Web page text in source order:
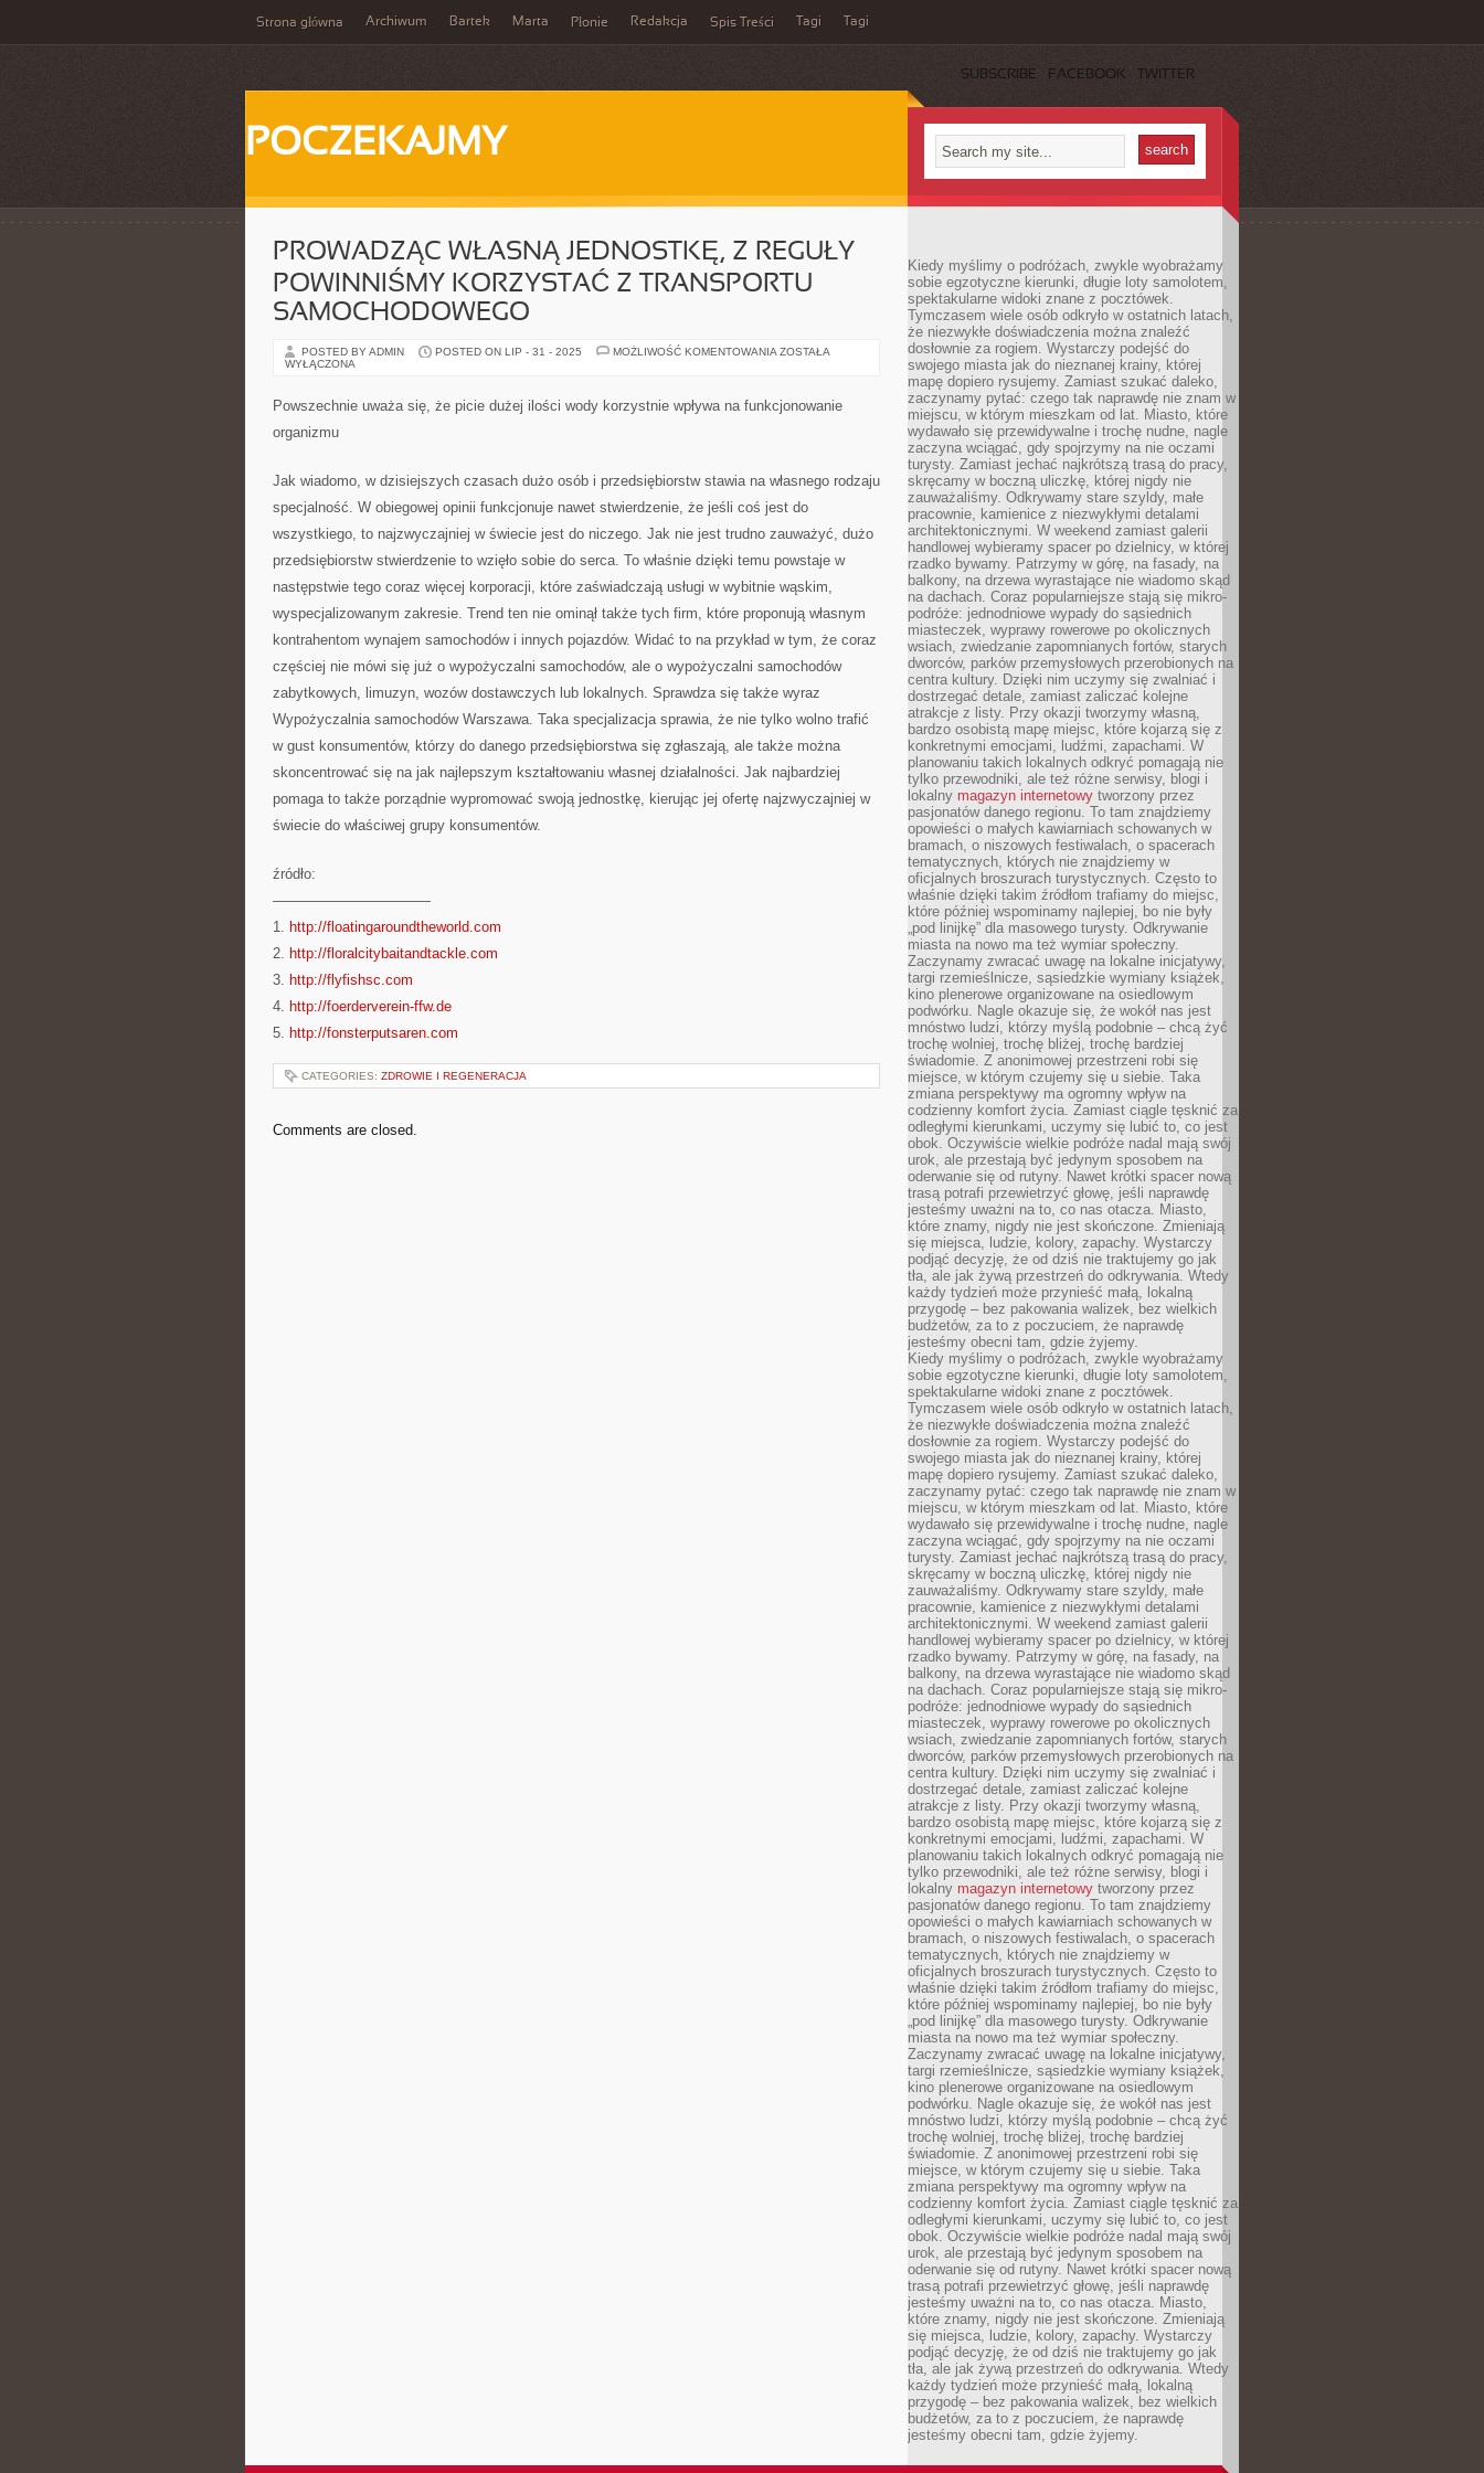
Strona główna Archiwum Bartek Marta Płonie Redakcja Spis Treści Tagi Tagi
SUBSCRIBE FACEBOOK TWITTER
POCZEKAJMY
PROWADZĄC WŁASNĄ JEDNOSTKĘ, Z REGUŁY
POWINNIŚMY KORZYSTAĆ Z TRANSPORTU
SAMOCHODOWEGO
POSTED BY ADMIN POSTED ON LIP - 31 - 2025 MOŻLIWOŚĆ KOMENTOWANIA PROWADZĄC
REGUŁY
POWINNIŚMY
ZOSTAŁA
WYŁĄCZONA
Powszechnie uważa się, że picie dużej ilości wody korzystnie wpływa na funkcjonowanie
organizmu
Jak wiadomo, w dzisiejszych czasach dużo osób i przedsiębiorstw stawia na własnego rodzaju
specjalność. W obiegowej opinii funkcjonuje nawet stwierdzenie, że jeśli coś jest do
wszystkiego, to najzwyczajniej w świecie jest do niczego. Jak nie jest trudno zauważyć, dużo
przedsiębiorstw stwierdzenie to wzięło sobie do serca. To właśnie dzięki temu powstaje w
następstwie tego coraz więcej korporacji, które zaświadczają usługi w wybitnie wąskim,
wyspecjalizowanym zakresie. Trend ten nie ominął także tych firm, które proponują własnym
kontrahentom wynajem samochodów i innych pojazdów. Widać to na przykład w tym, że coraz
częściej nie mówi się już o wypożyczalni samochodów, ale o wypożyczalni samochodów
zabytkowych, limuzyn, wozów dostawczych lub lokalnych. Sprawdza się także wyraz
Wypożyczalnia samochodów Warszawa. Taka specjalizacja sprawia, że nie tylko wolno trafić
w gust konsumentów, którzy do danego przedsiębiorstwa się zgłaszają, ale także można
skoncentrować się na jak najlepszym kształtowaniu własnej działalności. Jak najbardziej
pomaga to także porządnie wypromować swoją jednostkę, kierując jej ofertę najzwyczajniej w
świecie do właściwej grupy konsumentów.
źródło:
———————————
1. http://floatingaroundtheworld.com
2. http://floralcitybaitandtackle.com
3. http://flyfishsc.com
4. http://foerderverein-ffw.de
5. http://fonsterputsaren.com
CATEGORIES: ZDROWIE I REGENERACJA
Comments are closed.
Kiedy myślimy o podróżach, zwykle wyobrażamy
sobie egzotyczne kierunki, długie loty samolotem,
spektakularne widoki znane z pocztówek.
Tymczasem wiele osób odkryło w ostatnich latach,
że niezwykłe doświadczenia można znaleźć
dosłownie za rogiem. Wystarczy podejść do
swojego miasta jak do nieznanej krainy, której
mapę dopiero rysujemy. Zamiast szukać daleko,
zaczynamy pytać: czego tak naprawdę nie znam w
miejscu, w którym mieszkam od lat. Miasto, które
wydawało się przewidywalne i trochę nudne, nagle
zaczyna wciągać, gdy spojrzymy na nie oczami
turysty. Zamiast jechać najkrótszą trasą do pracy,
skręcamy w boczną uliczkę, której nigdy nie
zauważaliśmy. Odkrywamy stare szyldy, małe
pracownie, kamienice z niezwykłymi detalami
architektonicznymi. W weekend zamiast galerii
handlowej wybieramy spacer po dzielnicy, w której
rzadko bywamy. Patrzymy w górę, na fasady, na
balkony, na drzewa wyrastające nie wiadomo skąd
na dachach. Coraz popularniejsze stają się mikro-
podróże: jednodniowe wypady do sąsiednich
miasteczek, wyprawy rowerowe po okolicznych
wsiach, zwiedzanie zapomnianych fortów, starych
dworców, parków przemysłowych przerobionych na
centra kultury. Dzięki nim uczymy się zwalniać i
dostrzegać detale, zamiast zaliczać kolejne
atrakcje z listy. Przy okazji tworzymy własną,
bardzo osobistą mapę miejsc, które kojarzą się z
konkretnymi emocjami, ludźmi, zapachami. W
planowaniu takich lokalnych odkryć pomagają nie
tylko przewodniki, ale też różne serwisy, blogi i
lokalny magazyn internetowy tworzony przez
pasjonatów danego regionu. To tam znajdziemy
opowieści o małych kawiarniach schowanych w
bramach, o niszowych festiwalach, o spacerach
tematycznych, których nie znajdziemy w
oficjalnych broszurach turystycznych. Często to
właśnie dzięki takim źródłom trafiamy do miejsc,
które później wspominamy najlepiej, bo nie były
„pod linijkę” dla masowego turysty. Odkrywanie
miasta na nowo ma też wymiar społeczny.
Zaczynamy zwracać uwagę na lokalne inicjatywy,
targi rzemieślnicze, sąsiedzkie wymiany książek,
kino plenerowe organizowane na osiedlowym
podwórku. Nagle okazuje się, że wokół nas jest
mnóstwo ludzi, którzy myślą podobnie – chcą żyć
trochę wolniej, trochę bliżej, trochę bardziej
świadomie. Z anonimowej przestrzeni robi się
miejsce, w którym czujemy się u siebie. Taka
zmiana perspektywy ma ogromny wpływ na
codzienny komfort życia. Zamiast ciągle tęsknić za
odległymi kierunkami, uczymy się lubić to, co jest
obok. Oczywiście wielkie podróże nadal mają swój
urok, ale przestają być jedynym sposobem na
oderwanie się od rutyny. Nawet krótki spacer nową
trasą potrafi przewietrzyć głowę, jeśli naprawdę
jesteśmy uważni na to, co nas otacza. Miasto,
które znamy, nigdy nie jest skończone. Zmieniają
się miejsca, ludzie, kolory, zapachy. Wystarczy
podjąć decyzję, że od dziś nie traktujemy go jak
tła, ale jak żywą przestrzeń do odkrywania. Wtedy
każdy tydzień może przynieść małą, lokalną
przygodę – bez pakowania walizek, bez wielkich
budżetów, za to z poczuciem, że naprawdę
jesteśmy obecni tam, gdzie żyjemy.
Kiedy myślimy o podróżach, zwykle wyobrażamy
sobie egzotyczne kierunki, długie loty samolotem,
spektakularne widoki znane z pocztówek.
Tymczasem wiele osób odkryło w ostatnich latach,
że niezwykłe doświadczenia można znaleźć
dosłownie za rogiem. Wystarczy podejść do
swojego miasta jak do nieznanej krainy, której
mapę dopiero rysujemy. Zamiast szukać daleko,
zaczynamy pytać: czego tak naprawdę nie znam w
miejscu, w którym mieszkam od lat. Miasto, które
wydawało się przewidywalne i trochę nudne, nagle
zaczyna wciągać, gdy spojrzymy na nie oczami
turysty. Zamiast jechać najkrótszą trasą do pracy,
skręcamy w boczną uliczkę, której nigdy nie
zauważaliśmy. Odkrywamy stare szyldy, małe
pracownie, kamienice z niezwykłymi detalami
architektonicznymi. W weekend zamiast galerii
handlowej wybieramy spacer po dzielnicy, w której
rzadko bywamy. Patrzymy w górę, na fasady, na
balkony, na drzewa wyrastające nie wiadomo skąd
na dachach. Coraz popularniejsze stają się mikro-
podróże: jednodniowe wypady do sąsiednich
miasteczek, wyprawy rowerowe po okolicznych
wsiach, zwiedzanie zapomnianych fortów, starych
dworców, parków przemysłowych przerobionych na
centra kultury. Dzięki nim uczymy się zwalniać i
dostrzegać detale, zamiast zaliczać kolejne
atrakcje z listy. Przy okazji tworzymy własną,
bardzo osobistą mapę miejsc, które kojarzą się z
konkretnymi emocjami, ludźmi, zapachami. W
planowaniu takich lokalnych odkryć pomagają nie
tylko przewodniki, ale też różne serwisy, blogi i
lokalny magazyn internetowy tworzony przez
pasjonatów danego regionu. To tam znajdziemy
opowieści o małych kawiarniach schowanych w
bramach, o niszowych festiwalach, o spacerach
tematycznych, których nie znajdziemy w
oficjalnych broszurach turystycznych. Często to
właśnie dzięki takim źródłom trafiamy do miejsc,
które później wspominamy najlepiej, bo nie były
„pod linijkę” dla masowego turysty. Odkrywanie
miasta na nowo ma też wymiar społeczny.
Zaczynamy zwracać uwagę na lokalne inicjatywy,
targi rzemieślnicze, sąsiedzkie wymiany książek,
kino plenerowe organizowane na osiedlowym
podwórku. Nagle okazuje się, że wokół nas jest
mnóstwo ludzi, którzy myślą podobnie – chcą żyć
trochę wolniej, trochę bliżej, trochę bardziej
świadomie. Z anonimowej przestrzeni robi się
miejsce, w którym czujemy się u siebie. Taka
zmiana perspektywy ma ogromny wpływ na
codzienny komfort życia. Zamiast ciągle tęsknić za
odległymi kierunkami, uczymy się lubić to, co jest
obok. Oczywiście wielkie podróże nadal mają swój
urok, ale przestają być jedynym sposobem na
oderwanie się od rutyny. Nawet krótki spacer nową
trasą potrafi przewietrzyć głowę, jeśli naprawdę
jesteśmy uważni na to, co nas otacza. Miasto,
które znamy, nigdy nie jest skończone. Zmieniają
się miejsca, ludzie, kolory, zapachy. Wystarczy
podjąć decyzję, że od dziś nie traktujemy go jak
tła, ale jak żywą przestrzeń do odkrywania. Wtedy
każdy tydzień może przynieść małą, lokalną
przygodę – bez pakowania walizek, bez wielkich
budżetów, za to z poczuciem, że naprawdę
jesteśmy obecni tam, gdzie żyjemy.